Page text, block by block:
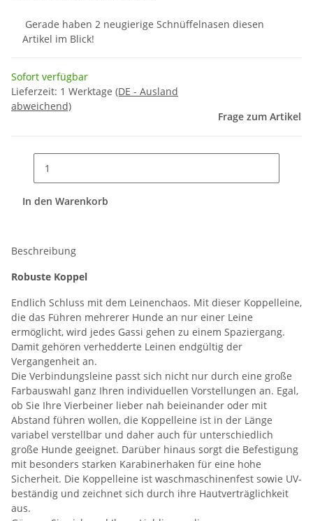
Gerade haben 2 neugierige Schnüffelnasen diesen
Artikel im Blick!
Sofort verfügbar
Lieferzeit: 1 Werktage (DE - Ausland
abweichend)
Frage zum Artikel
In den Warenkorb
Beschreibung
Robuste Koppel
Endlich Schluss mit dem Leinenchaos. Mit dieser Koppelleine,
die das Führen mehrerer Hunde an nur einer Leine
ermöglicht, wird jedes Gassi gehen zu einem Spaziergang.
Damit gehören verhedderte Leinen endgültig der
Vergangenheit an.
Die Verbindungsleine passt sich nicht nur durch eine große
Farbauswahl ganz Ihren individuellen Vorstellungen an. Egal,
ob Sie Ihre Vierbeiner lieber nah beieinander oder mit
Abstand führen wollen, die Koppelleine ist in der Länge
variabel verstellbar und daher auch für unterschiedlich
große Hunde geeignet. Darüber hinaus sorgt die Befestigung
mit besonders starken Karabinerhaken für eine hohe
Sicherheit. Die Koppelleine ist waschmaschinenfest sowie UV-
beständig und zeichnet sich durch ihre Hautverträglichkeit
aus.